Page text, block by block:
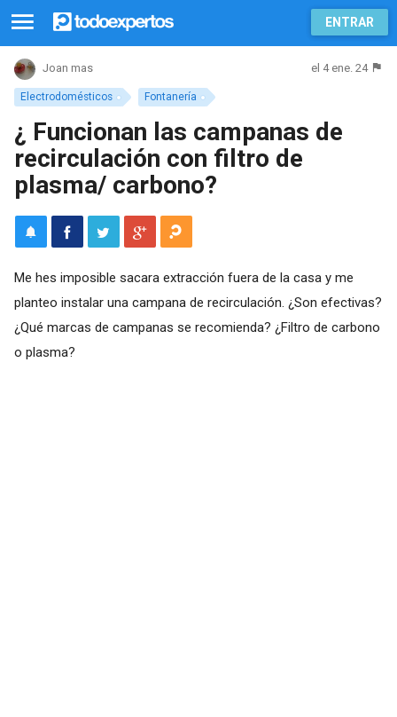
ENTRAR
Electrodomésticos Fontanería
Joan mas el 4 ene. 24
¿ Funcionan las campanas de
recirculación con filtro de
plasma/ carbono?
Me hes imposible sacara extracción fuera de la casa y me
planteo instalar una campana de recirculación. ¿Son efectivas?
¿Qué marcas de campanas se recomienda? ¿Filtro de carbono
o plasma?